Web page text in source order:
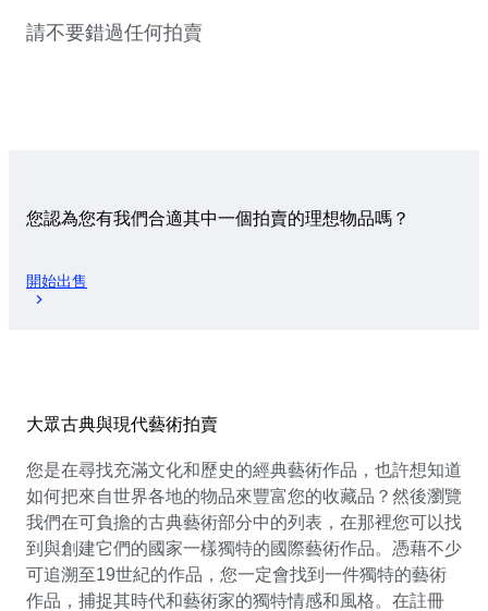
請不要錯過任何拍賣
您認為您有我們合適其中一個拍賣的理想物品嗎？
開始出售
大眾古典與現代藝術拍賣
您是在尋找充滿文化和歷史的經典藝術作品，也許想知道
如何把來自世界各地的物品來豐富您的收藏品？然後瀏覽
我們在可負擔的古典藝術部分中的列表，在那裡您可以找
到與創建它們的國家一樣獨特的國際藝術作品。憑藉不少
可追溯至19世紀的作品，您一定會找到一件獨特的藝術
作品，捕捉其時代和藝術家的獨特情感和風格。在註冊